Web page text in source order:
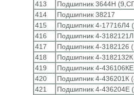
413
Подшипник 3644Н
414
Подшипник 38217
415
Подшипник 4-17716Л4
416
Подшипник 4-
417
Подшипник 4-3182126
418
Подшипник 4-
419
Подшипник 4-
420
Подшипник 4-436201К
421
Подшипник 4-436204Е